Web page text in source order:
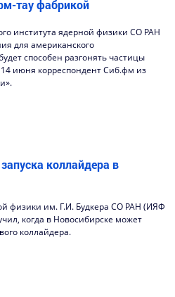
тау фабрикой
института ядерной физики СО РАН
для американского
способен разгонять частицы
июня корреспондент Сиб.фм из
коллайдера в
физики им. Г.И. Будкера СО РАН (ИЯФ
когда в Новосибирске может
коллайдера.